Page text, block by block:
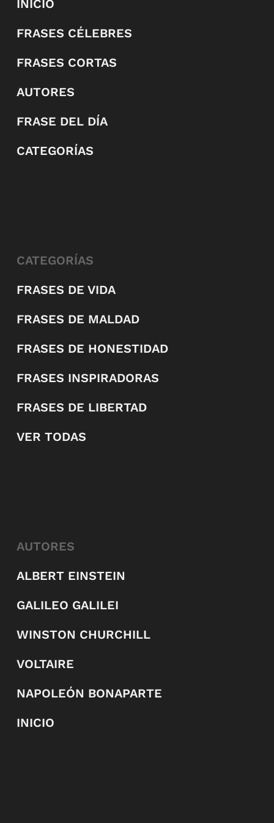
INICIO
FRASES CÉLEBRES
FRASES CORTAS
AUTORES
FRASE DEL DÍA
CATEGORÍAS
CATEGORÍAS
FRASES DE VIDA
FRASES DE MALDAD
FRASES DE HONESTIDAD
FRASES INSPIRADORAS
FRASES DE LIBERTAD
VER TODAS
AUTORES
ALBERT EINSTEIN
GALILEO GALILEI
WINSTON CHURCHILL
VOLTAIRE
NAPOLEÓN BONAPARTE
INICIO